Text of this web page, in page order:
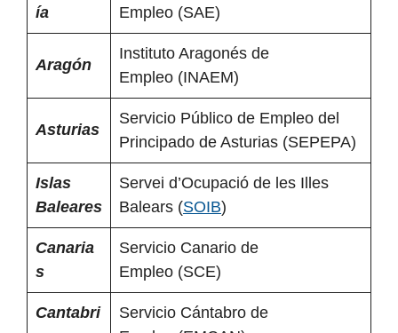
ía
Empleo (SAE)
Aragón
Instituto Aragonés de
Empleo (INAEM)
Asturias
Servicio Público de Empleo del
Principado de Asturias (SEPEPA)
Islas
Baleares
Servei d’Ocupació de les Illes
Balears (SOIB)
Canaria
s
Servicio Canario de
Empleo (SCE)
Cantabri
Servicio Cántabro de